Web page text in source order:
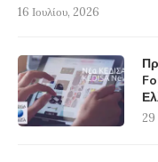
16 Ιουλίου, 2026
29